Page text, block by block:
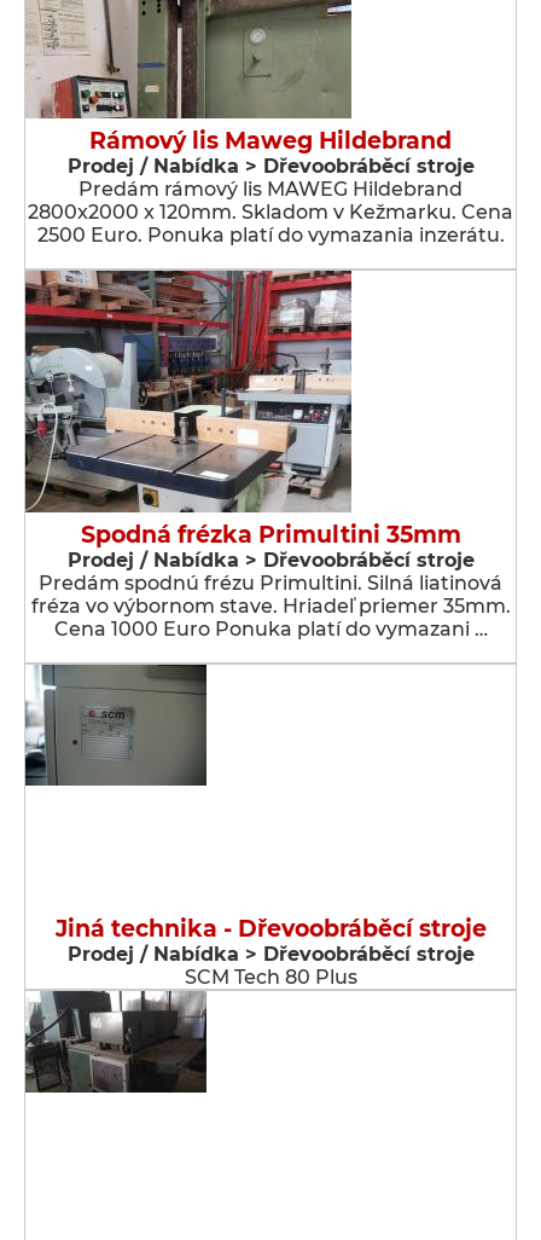
Rámový lis Maweg Hildebrand
Prodej / Nabídka > Dřevoobráběcí stroje
Predám rámový lis MAWEG Hildebrand
2800x2000 x 120mm. Skladom v Kežmarku. Cena
2500 Euro. Ponuka platí do vymazania inzerátu.
Spodná frézka Primultini 35mm
Prodej / Nabídka > Dřevoobráběcí stroje
Predám spodnú frézu Primultini. Silná liatinová
fréza vo výbornom stave. Hriadeľ priemer 35mm.
Cena 1000 Euro Ponuka platí do vymazani …
Jiná technika - Dřevoobráběcí stroje
Prodej / Nabídka > Dřevoobráběcí stroje
SCM Tech 80 Plus